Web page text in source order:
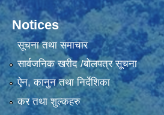
Notices
सूचना तथा समाचार
सार्वजनिक खरीद /बोलपत्र सूचना
ऐन, कानुन तथा निर्देशिका
कर तथा शुल्कहरु